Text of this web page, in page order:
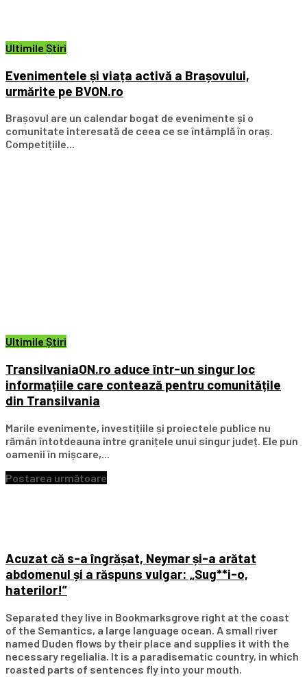
Ultimile Știri
Evenimentele și viața activă a Brașovului,
urmărite pe BVON.ro
Brașovul are un calendar bogat de evenimente și o
comunitate interesată de ceea ce se întâmplă în oraș.
Competițiile...
Ultimile Știri
TransilvaniaON.ro aduce într-un singur loc
informațiile care contează pentru comunitățile
din Transilvania
Marile evenimente, investițiile și proiectele publice nu
rămân întotdeauna între granițele unui singur județ. Ele pun
oamenii în mișcare,...
Postarea următoare
Acuzat că s-a îngrășat, Neymar și-a arătat
abdomenul și a răspuns vulgar: „Sug**i-o,
haterilor!”
Separated they live in Bookmarksgrove right at the coast
of the Semantics, a large language ocean. A small river
named Duden flows by their place and supplies it with the
necessary regelialia. It is a paradisematic country, in which
roasted parts of sentences fly into your mouth.